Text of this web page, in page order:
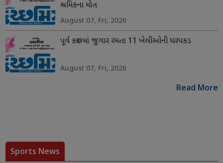
શ્રમિકના મોત
August 07, Fri, 2026
પૂર્વ કચ્છમાં જુગાર રમતા 11 ખેલીઓની ધરપકડ
August 07, Fri, 2026
Read More
Sports News